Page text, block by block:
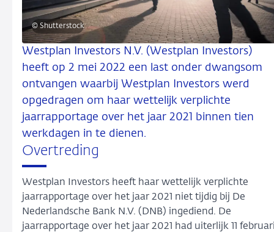
© Shutterstock
Westplan Investors N.V. (Westplan Investors)
heeft op 2 mei 2022 een last onder dwangsom
ontvangen waarbij Westplan Investors werd
opgedragen om haar wettelijk verplichte
jaarrapportage over het jaar 2021 binnen tien
werkdagen in te dienen.
Overtreding
Westplan Investors heeft haar wettelijk verplichte
jaarrapportage over het jaar 2021 niet tijdig bij De
Nederlandsche Bank N.V. (DNB) ingediend. De
jaarrapportage over het jaar 2021 had uiterlijk 11